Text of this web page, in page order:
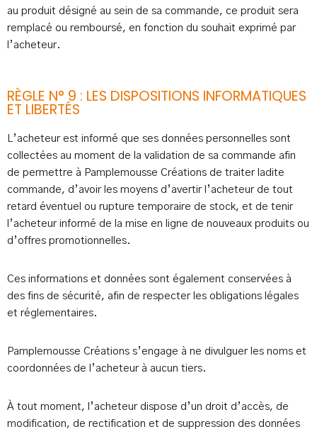
au produit désigné au sein de sa commande, ce produit sera
remplacé ou remboursé, en fonction du souhait exprimé par
l’acheteur.
RÈGLE N° 9 : LES DISPOSITIONS INFORMATIQUES
ET LIBERTÉS
L’acheteur est informé que ses données personnelles sont
collectées au moment de la validation de sa commande afin
de permettre à Pamplemousse Créations de traiter ladite
commande, d’avoir les moyens d’avertir l’acheteur de tout
retard éventuel ou rupture temporaire de stock, et de tenir
l’acheteur informé de la mise en ligne de nouveaux produits ou
d’offres promotionnelles.
Ces informations et données sont également conservées à
des fins de sécurité, afin de respecter les obligations légales
et réglementaires.
Pamplemousse Créations s’engage à ne divulguer les noms et
coordonnées de l’acheteur à aucun tiers.
À tout moment, l’acheteur dispose d’un droit d’accès, de
modification, de rectification et de suppression des données